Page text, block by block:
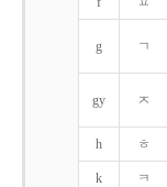
g ㄱ
gy ㅈ
h ㅎ
k ㅋ